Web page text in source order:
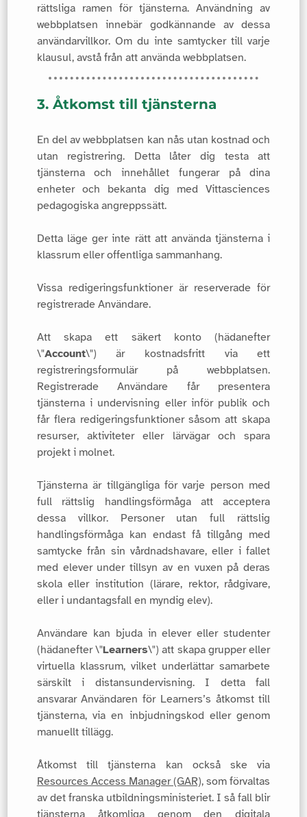
rättsliga ramen för tjänsterna. Användning av
webbplatsen innebär godkännande av dessa
användarvillkor. Om du inte samtycker till varje
klausul, avstå från att använda webbplatsen.
3. Åtkomst till tjänsterna
En del av webbplatsen kan nås utan kostnad och
utan registrering. Detta låter dig testa att
tjänsterna och innehållet fungerar på dina
enheter och bekanta dig med Vittasciences
pedagogiska angreppssätt.
Detta läge ger inte rätt att använda tjänsterna i
klassrum eller offentliga sammanhang.
Vissa redigeringsfunktioner är reserverade för
registrerade Användare.
Att skapa ett säkert konto (hädanefter
\"Account\") är kostnadsfritt via ett
registreringsformulär på webbplatsen.
Registrerade Användare får presentera
tjänsterna i undervisning eller inför publik och
får flera redigeringsfunktioner såsom att skapa
resurser, aktiviteter eller lärvägar och spara
projekt i molnet.
Tjänsterna är tillgängliga för varje person med
full rättslig handlingsförmåga att acceptera
dessa villkor. Personer utan full rättslig
handlingsförmåga kan endast få tillgång med
samtycke från sin vårdnadshavare, eller i fallet
med elever under tillsyn av en vuxen på deras
skola eller institution (lärare, rektor, rådgivare,
eller i undantagsfall en myndig elev).
Användare kan bjuda in elever eller studenter
(hädanefter \"Learners\") att skapa grupper eller
virtuella klassrum, vilket underlättar samarbete
särskilt i distansundervisning. I detta fall
ansvarar Användaren för Learners’s åtkomst till
tjänsterna, via en inbjudningskod eller genom
manuellt tillägg.
Åtkomst till tjänsterna kan också ske via
Resources Access Manager (GAR), som förvaltas
av det franska utbildningsministeriet. I så fall blir
tjänsterna åtkomliga genom den digitala